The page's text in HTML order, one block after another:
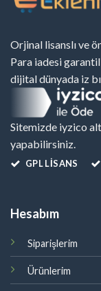
Orjinal lisanslı ve
Para iadesi
dijital dünyada iz
Sitemizde iyzico alt
yapabilirsiniz.
GPL LISANS
Hesabım
Siparişlerim
Ürünlerim